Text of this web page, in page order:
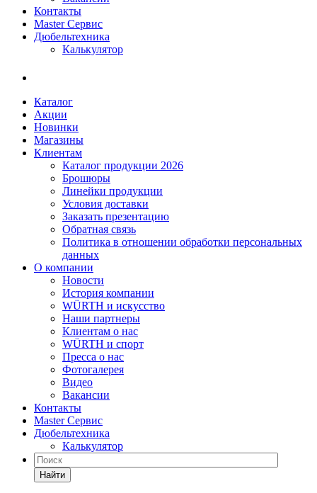
Контакты
Master Сервис
Дюбельтехника
Калькулятор
Каталог
Акции
Новинки
Магазины
Клиентам
Каталог продукции 2026
Брошюры
Линейки продукции
Условия доставки
Заказать презентацию
Обратная связь
Политика в отношении обработки персональных
данных
О компании
Новости
История компании
WÜRTH и искусство
Наши партнеры
Клиентам о нас
WÜRTH и спорт
Пресса о нас
Фотогалерея
Видео
Вакансии
Контакты
Master Сервис
Дюбельтехника
Калькулятор
Найти